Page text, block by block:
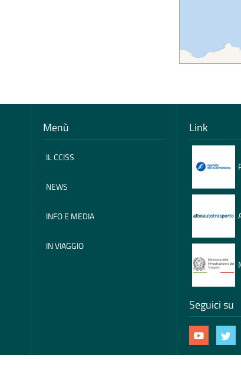
Menù
IL CCISS
NEWS
INFO E MEDIA
IN VIAGGIO
Link
Seguici su